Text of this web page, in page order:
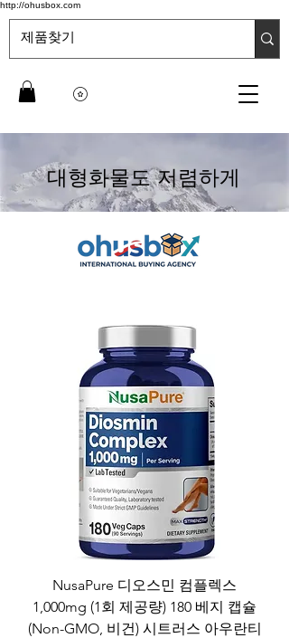
http://ohusbox.com
대형화물도 저렴하게
NusaPure 디오스민 컴플렉스
1,000mg (1회 제공량) 180 베지 캡슐
(Non-GMO, 비건) 시트러스 아우란티